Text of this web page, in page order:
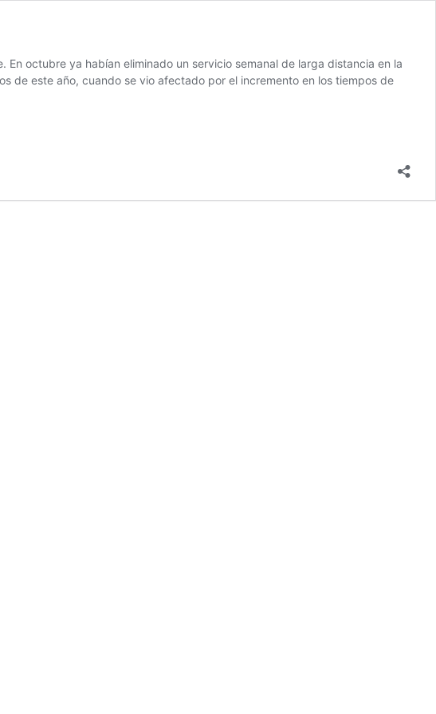
octubre ya habían eliminado un servicio semanal de larga distancia en la
de este año, cuando se vio afectado por el incremento en los tiempos de